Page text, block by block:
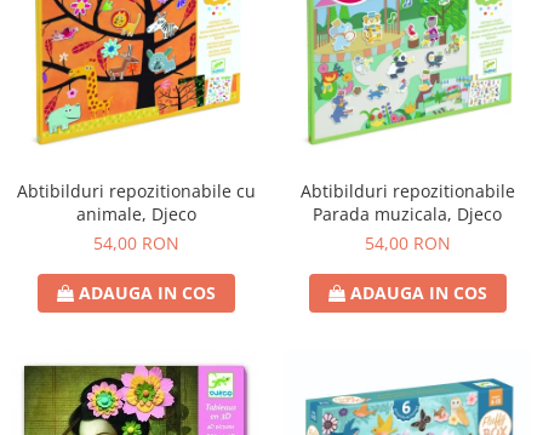
Abtibilduri repozitionabile cu
animale, Djeco
54,00 RON
ADAUGA IN COS
Abtibilduri repozitionabile
Parada muzicala, Djeco
54,00 RON
ADAUGA IN COS